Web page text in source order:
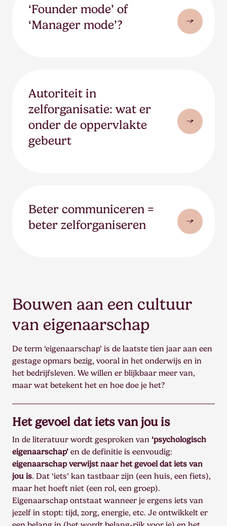
‘Founder mode’ of
‘Manager mode’?
Autoriteit in
zelforganisatie: wat er
onder de oppervlakte
gebeurt
Beter communiceren =
beter zelforganiseren
Bouwen aan een cultuur
van eigenaarschap
De term ‘eigenaarschap’ is de laatste tien jaar aan een
gestage opmars bezig, vooral in het onderwijs en in
het bedrijfsleven. We willen er blijkbaar meer van,
maar wat betekent het en hoe doe je het?
Het gevoel dat iets van jou is
In de literatuur wordt gesproken van ‘psychologisch
eigenaarschap’ en de definitie is eenvoudig:
eigenaarschap verwijst naar het gevoel dat iets van
jou is. Dat ‘iets’ kan tastbaar zijn (een huis, een fiets),
maar het hoeft niet (een rol, een groep).
Eigenaarschap ontstaat wanneer je ergens iets van
jezelf in stopt: tijd, zorg, energie, etc. Je ontwikkelt er